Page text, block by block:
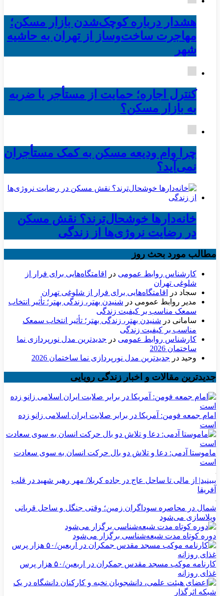
هشدار درباره کوچک‌شدن بازار مسکن؛
مهاجرت ساخت‌وساز از تهران به حاشیه‌
شهر
کنترل اجاره؛ حمایت از مستأجر یا ضربه
به بازار مسکن؟
چرا وام ودیعه مسکن به کمک مستأجران
نمی‌آید؟
خانه‌دارها خوشحال‌ترند؟ نقش مسکن
در رضایت نروژی‌ها از زندگی
مطالب مورد بحث روز
کارشناس روابط عمومی در
اقامتگاه‌هایی برای فرار از
شلوغی تهران
سجاد در
اقامتگاه‌هایی برای فرار از شلوغی تهران
مدیر روابط عمومی در شنیدن بهتر، زندگی بهتر؛ تأثیر انتخاب
سمعک مناسب بر کیفیت زندگی
سامانی در شنیدن بهتر، زندگی بهتر؛ تأثیر انتخاب سمعک
مناسب بر کیفیت زندگی
کارشناس روابط عمومی در جدیدترین مدل نورپردازی نما
ساختمان 2026
وحید در جدیدترین مدل نورپردازی نما ساختمان 2026
جدیدترین مقالات و اخبار زندگی رویایی
امام جمعه فومن: آمریکا در برابر صلابت ایران اسلامی زانو زده
است
ماموستا آدمی: دعا و تلاش دو بال حرکت انسان به سوی سعادت
است
ببینید| از مالی تا ساحل عاج در جاده کربلا/ مهر رهبر شهید در قلب
آفریقا
شمال در محاصره سوداگران زمین؛ وقتی جنگل و ساحل قربانی
ویلاسازی می‌شود
دوره کوتاه مدت شیعه‌شناسی برگزار می‌شود
کارنامه موکب مسجد مقدس جمکران در اربعین/۵۰ هزار پرس
غذای روزانه